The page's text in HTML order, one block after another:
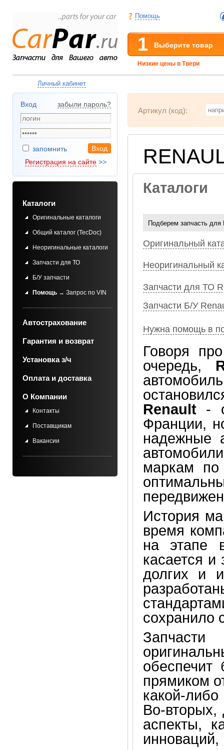
Помощь
1 Выберите товар
Низкие цены в Твери
Личный кабинет
Вход забыли пароль?
запомнить
Регистрация на сайте >>
Каталоги
Оригинальные каталоги
Общий каталог (TecDoc)
Неоригинальные каталоги
Запчасти для ТО
Б/У запчасти
Помощь → Запрос по VIN
Автострахование
Гарантия и возврат
Установка з/ч
Оплата и доставка
О Компании
Контакты
Поставщикам
Вакансии
Артикул (код):
Каталоги
Подберем запчасть
Оригинальный
Неоригинальный
Запчасти для ТО
Запчасти Б/У
Нужна помощь в
Говоря
очередь,
Renault -
Франции,
надежные
маркам
История
время
на этапе
касается и
долгих и
сохранило
обеспечит
прямиком
какой-
Во-вторых,
аспекты,
инноваций,